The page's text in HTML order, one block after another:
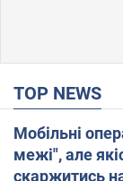
TOP NEWS
Мобільні
межі", але
скаржитись